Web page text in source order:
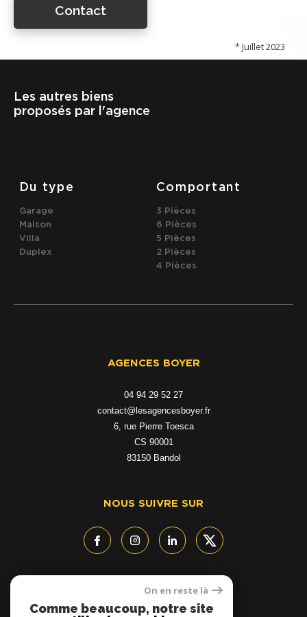
Contact
* Juillet 2023
Les autres biens
proposés par l'agence
Du type
Garage
Maison
Villa
Duplex
Comportant
3 Pièces
6 Pièces
5 Pièces
2 Pièces
4 Pièces
AGENCES BOYER
04 94 29 52 27
contact@lesagencesboyer.fr
6, rue Pierre Toesca
CS 90001
83150
bandol
NOUS SUIVRE SUR
ADHÉRENTS
On en reste là
Comme beaucoup, notre site